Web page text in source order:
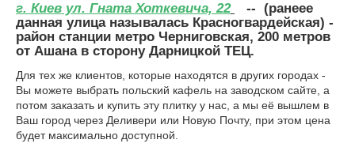
г. Киев ул. Гната Хоткевича, 22
-- (ранеее
данная улица называлась Красногвардейская) -
район станции метро Черниговская, 200 метров
от Ашана в сторону Дарницкой ТЕЦ.
Для тех же клиентов, которые находятся в других городах -
Вы можете выбрать польский кафель на заводском сайте, а
потом заказать и купить эту плитку у нас, а мы её вышлем в
Ваш город через Деливери или Новую Почту, при этом цена
будет максимально доступной.